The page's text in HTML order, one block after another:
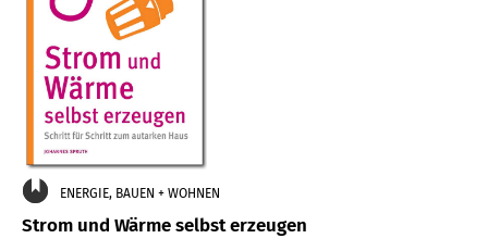
ENERGIE, BAUEN + WOHNEN
Strom und Wärme selbst erzeugen